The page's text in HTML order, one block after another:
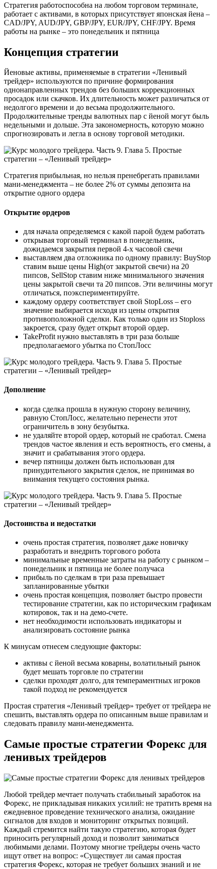
Стратегия работоспособна на любом торговом терминале,
работает с активами, в которых присутствует японская йена –
CAD/JPY, AUD/JPY, GBP/JPY, EUR/JPY, CHF/JPY. Время
работы на рынке – это понедельник и пятница
Концепция стратегии
Йеновые активы, применяемые в стратегии «Ленивый
трейдер» используются по причине формирования
однонаправленных трендов без больших коррекционных
просадок или скачков. Их длительность может различаться от
недолгого времени и до весьма продолжительного.
Продолжительные тренды валютных пар с йеной могут быль
недельными и дольше. Эта закономерность, которую можно
спрогнозировать и легла в основу торговой методики.
Стратегия прибыльная, но нельзя пренебрегать правилами
мани-менеджмента – не более 2% от суммы депозита на
открытие одного ордера
Открытие ордеров
для начала определяемся с какой парой будем работать
открывая торговый терминал в понедельник,
дожидаемся закрытия первой 4-х часовой свечи
выставляем два отложника по одному правилу: BuyStop
ставим выше цены High(от закрытой свечи) на 20
пипсов, SellStop ставим ниже минимального значения
цены закрытой свечи та 20 пипсов. Эти величины могут
отличаться, поэкспериментируйте.
каждому ордеру соответствует свой StopLoss – его
значение выбирается исходя из цены открытия
противоположной сделки. Как только один из Stoploss
закроется, сразу будет открыт второй ордер.
TakeProfit нужно выставлять в три раза больше
предполагаемого убытка по СтопЛосс
Дополнение
когда сделка прошла в нужную сторону величину,
равную СтопЛосс, желательно перенести этот
ограничитель в зону безубытка.
не удаляйте второй ордер, который не сработал. Смена
трендов частое явления и есть вероятность, его смены, а
значит и срабатывания этого ордера.
вечер пятницы должен быть использован для
принудительного закрытия сделок, не принимая во
внимания текущего состояния рынка.
Достоинства и недостатки
очень простая стратегия, позволяет даже новичку
разработать и внедрить торгового робота
минимальные временные затраты на работу с рынком –
понедельник и пятница не более получаса
прибыль по сделкам в три раза превышает
запланированные убытки
очень простая концепция, позволяет быстро провести
тестирование стратегии, как по историческим графикам
котировок, так и на демо-счете.
нет необходимости использовать индикаторы и
анализировать состояние рынка
К минусам отнесем следующие факторы:
активы с йеной весьма коварны, волатильный рынок
будет мешать торговле по стратегии
сделки проходят долго, для темпераментных игроков
такой подход не рекомендуется
Простая стратегия «Ленивый трейдер» требует от трейдера не
спешить, выставлять ордера по описанным выше правилам и
следовать правилу мани-менеджмента.
Самые простые стратегии Форекс для
ленивых трейдеров
Любой трейдер мечтает получать стабильный заработок на
Форекс, не прикладывая никаких усилий: не тратить время на
ежедневное проведение технического анализа, ожидание
сигналов для входов и мониторинг открытых позиций.
Каждый стремится найти такую стратегию, которая будет
приносить регулярный доход и позволит заниматься
любимыми делами. Поэтому многие трейдеры очень часто
ищут ответ на вопрос: «Существует ли самая простая
стратегия Форекс, которая не требует больших знаний и не